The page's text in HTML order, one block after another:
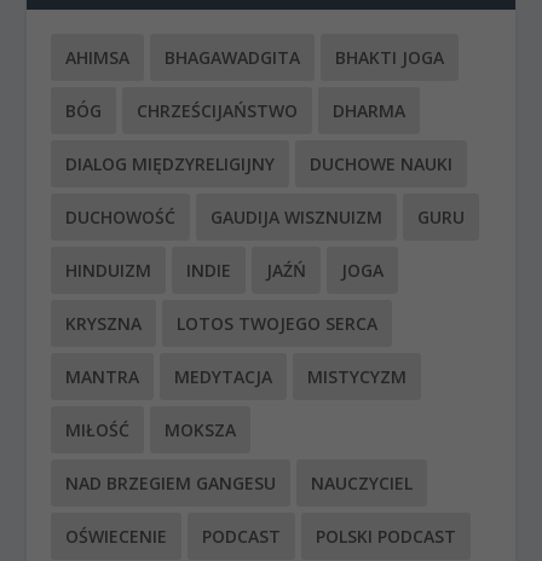
AHIMSA BHAGAWADGITA BHAKTI JOGA
BÓG CHRZEŚCIJAŃSTWO DHARMA
DIALOG MIĘDZYRELIGIJNY DUCHOWE NAUKI
DUCHOWOŚĆ GAUDIJA WISZNUIZM GURU
HINDUIZM INDIE JAŹŃ JOGA
KRYSZNA LOTOS TWOJEGO SERCA
MANTRA MEDYTACJA MISTYCYZM
MIŁOŚĆ MOKSZA
NAD BRZEGIEM GANGESU NAUCZYCIEL
OŚWIECENIE PODCAST POLSKI PODCAST